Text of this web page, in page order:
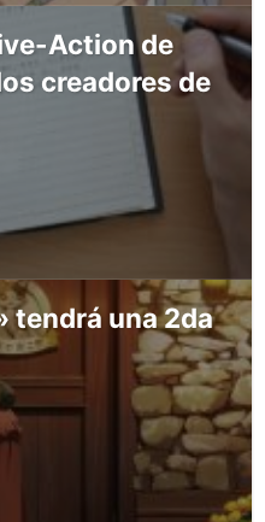
Action de
creadores de
tendrá una 2da